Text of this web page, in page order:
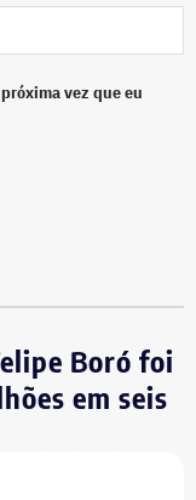
vez que eu
Boró foi
em seis